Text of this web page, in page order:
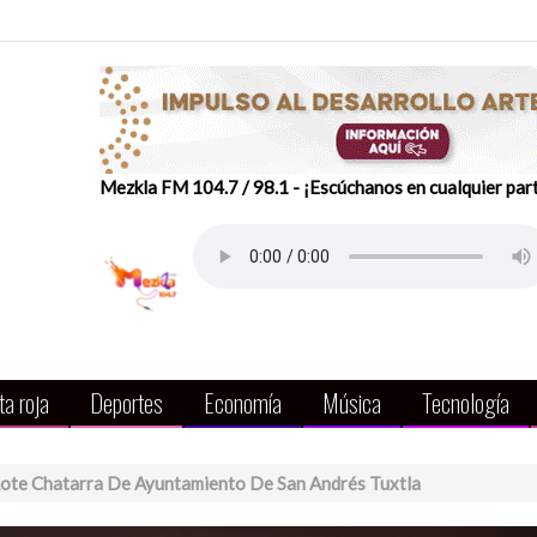
Mezkla FM 104.7 / 98.1 - ¡Escúchanos en cualquier
roja Deportes Economía Música Tecnología
Chatarra De Ayuntamiento De San Andrés Tuxtla